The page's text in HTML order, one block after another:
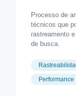
Processo de
técnicos que
rastreamento
de busca.
Performance